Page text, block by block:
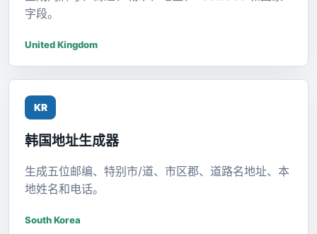
字段。
United Kingdom
KR
韩国地址生成器
生成五位邮编、特别市/道、市区郡、道路名地址、本
地姓名和电话。
South Korea